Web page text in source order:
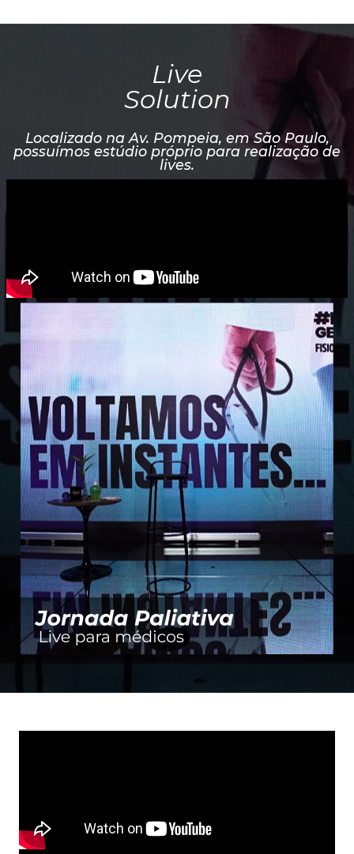
Live
Solution
Localizado na Av. Pompeia, em São Paulo,
possuímos estúdio próprio para realização de
lives.